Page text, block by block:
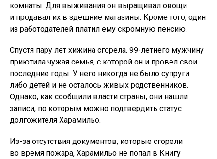
комнаты. Для выживания он выращивал овощи
и продавал их в здешние магазины. Кроме того, один
из работодателей платил ему скромную пенсию.
Спустя пару лет хижина сгорела. 99-летнего мужчину
приютила чужая семья, с которой он и провел свои
последние годы. У него никогда не было супруги
либо детей и не осталось живых родственников.
Однако, как сообщили власти страны, они нашли
записи, по которым можно подтвердить статус
долгожителя Харамильо.
Из-за отсутствия документов, которые сгорели
во время пожара, Харамильо не попал в Книгу